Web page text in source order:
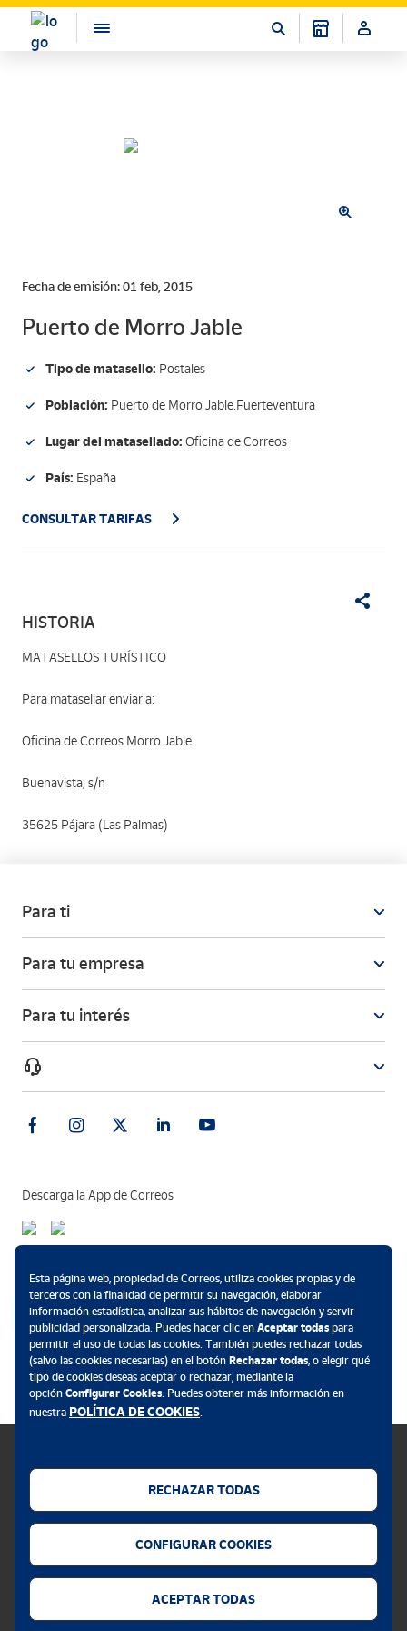
Fecha de emisión: 01 feb, 2015
Puerto de Morro Jable
Tipo de matasello: Postales
Población: Puerto de Morro Jable.Fuerteventura
Lugar del matasellado: Oficina de Correos
País: España
CONSULTAR TARIFAS
HISTORIA
MATASELLOS TURÍSTICO
Para matasellar enviar a:
Oficina de Correos Morro Jable
Buenavista, s/n
35625 Pájara (Las Palmas)
Para ti
Para tu empresa
Para tu interés
Descarga la App de Correos
Política de cookies
Privacidad web
Esta página web, propiedad de Correos, utiliza cookies propias y de
terceros con la finalidad de permitir su navegación, elaborar
información estadística, analizar sus hábitos de navegación y servir
publicidad personalizada. Puedes hacer clic en Aceptar todaspara
permitir el uso de todas las cookies. También puedes rechazar todas
(salvo las cookies necesarias) en el botón Rechazar todas, o elegir qué
tipo de cookies deseas aceptar o rechazar, mediante la
opción Configurar Cookies. Puedes obtener más información en
nuestra POLÍTICA DE COOKIES.
RECHAZAR TODAS
CONFIGURAR COOKIES
ACEPTAR TODAS